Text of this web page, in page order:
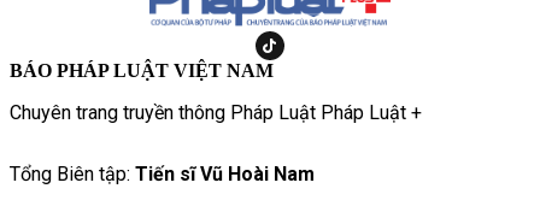
BÁO PHÁP LUẬT VIỆT NAM
Chuyên trang truyền thông Pháp Luật Pháp Luật +
Tổng Biên tập: Tiến sĩ Vũ Hoài Nam